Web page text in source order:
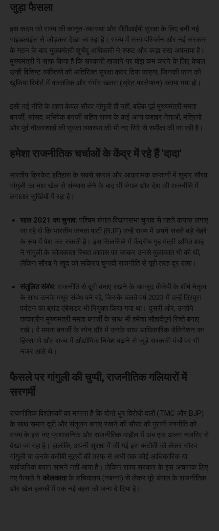
जुड़ा फैसला
इस कदम को राज्य की कानून-व्यवस्था और वीवीआईपी सुरक्षा के लिए बनी नई
गाइडलाइंस से जोड़कर देखा जा रहा है। राज्य में सत्ता परिवर्तन और नई सरकार
के गठन के बाद मुख्यमंत्री शुभेंदु अधिकारी ने स्पष्ट और कड़ा रुख अपनाया है।
मुख्यमंत्री ने साफ किया है कि सरकारी खजाने पर बोझ कम करने के लिए केवल
उन्हीं विशिष्ट व्यक्तियों को अतिरिक्त सुरक्षा कवर दिया जाएगा, जिनकी जान को
खुफिया रिपोर्ट में वास्तविक और गंभीर खतरा (थ्रेट परसेप्शन) बताया गया हो।
इसी नई नीति के तहत केवल सौरव गांगुली ही नहीं, बल्कि पूर्व मुख्यमंत्री ममता
बनर्जी, सांसद अभिषेक बनर्जी सहित राज्य के कई अन्य कद्दावर नेताओं, मंत्रियों
और पूर्व नौकरशाहों की सुरक्षा व्यवस्था की भी नए सिरे से समीक्षा की जा रही है।
हमेशा राजनीतिक चर्चाओं के केंद्र में रहे हैं 'दादा'
भारतीय क्रिकेट इतिहास के सबसे सफल और आक्रामक कप्तानों में शुमार सौरव
गांगुली का नाम खेल से संन्यास लेने के बाद भी बंगाल और देश की राजनीति में
लगातार सुर्खियों में रहा है।
साल 2021 का चुनाव: पश्चिम बंगाल विधानसभा चुनाव से पहले कयास लगाए
जा रहे थे कि भारतीय जनता पार्टी (BJP) उन्हें राज्य में अपने सबसे बड़े चेहरे
के रूप में पेश कर सकती है। इस सिलसिले में केंद्रीय गृह मंत्री अमित शाह
ने गांगुली के कोलकाता स्थित आवास पर जाकर उनसे मुलाकात भी की थी,
लेकिन सौरव ने खुद को सक्रिय चुनावी राजनीति से पूरी तरह दूर रखा।
संतुलित संबंध: राजनीति से दूरी बनाए रखने के बावजूद बीजेपी के शीर्ष नेतृत्व
के साथ उनके मधुर संबंध बने रहे, जिसके चलते वर्ष 2023 में उन्हें त्रिपुरा
पर्यटन का ब्रांड एंबेसडर भी नियुक्त किया गया था। दूसरी ओर, उन्होंने
तत्कालीन मुख्यमंत्री ममता बनर्जी के साथ भी हमेशा सौहार्दपूर्ण रिश्ते बनाए
रखे। वे ममता बनर्जी के स्पेन दौरे में उनके साथ आधिकारिक डेलिगेशन का
हिस्सा थे और राज्य में औद्योगिक निवेश बढ़ाने से जुड़े सरकारी मंचों पर भी
नजर आते थे।
फैसले पर गांगुली की चुप्पी, राजनीतिक गलियारों में
सरगर्मी
राजनीतिक विश्लेषकों का मानना है कि दोनों धुर विरोधी दलों (TMC और BJP)
के साथ समान दूरी और संतुलन बनाए रखने की सौरव की पुरानी रणनीति को
राज्य के इस नए प्रशासनिक और राजनीतिक माहौल में अब एक अलग नजरिए से
देखा जा रहा है। हालांकि, अपनी सुरक्षा में की गई इस कटौती को लेकर सौरव
गांगुली या उनके करीबी सूत्रों की तरफ से अभी तक कोई आधिकारिक या
सार्वजनिक बयान सामने नहीं आया है। लेकिन राज्य सरकार के इस अचानक लिए
गए फैसले ने कोलकाताके सचिवालय (नबन्ना) से लेकर पूरे बंगाल के राजनीतिक
और खेल हलकों में एक नई बहस को जन्म दे दिया है।